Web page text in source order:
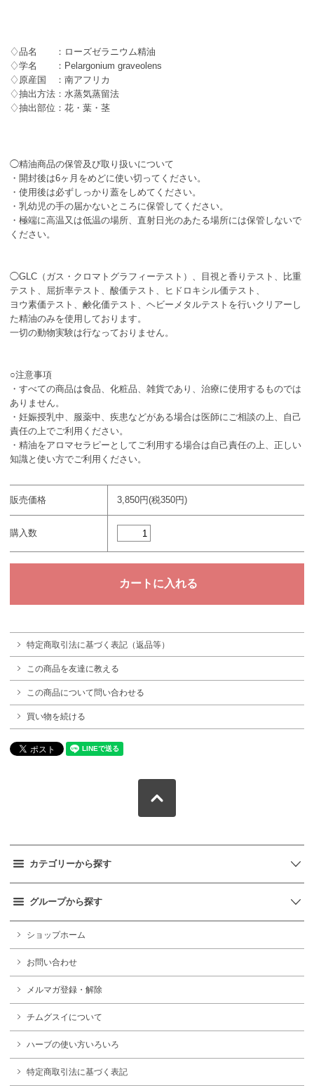
♢品名 ：ローズゼラニウム精油
♢学名 ：Pelargonium graveolens
♢原産国 ：南アフリカ
♢抽出方法：水蒸気蒸留法
♢抽出部位：花・葉・茎
◯精油商品の保管及び取り扱いについて
・開封後は6ヶ月をめどに使い切ってください。
・使用後は必ずしっかり蓋をしめてください。
・乳幼児の手の届かないところに保管してください。
・極端に高温又は低温の場所、直射日光のあたる場所には保管しないで
ください。
◯GLC（ガス・クロマトグラフィーテスト）、目視と香りテスト、比重
テスト、屈折率テスト、酸価テスト、ヒドロキシル価テスト、
ヨウ素価テスト、鹸化価テスト、ヘビーメタルテストを行いクリアーし
た精油のみを使用しております。
一切の動物実験は行なっておりません。
○注意事項
・すべての商品は食品、化粧品、雑貨であり、治療に使用するものでは
ありません。
・妊娠授乳中、服薬中、疾患などがある場合は医師にご相談の上、自己
責任の上でご利用ください。
・精油をアロマセラピーとしてご利用する場合は自己責任の上、正しい
知識と使い方でご利用ください。
販売価格 3,850円(税350円)
購入数
特定商取引法に基づく表記（返品等）
この商品を友達に教える
この商品について問い合わせる
買い物を続ける
カテゴリーから探す
グループから探す
ショップホーム
お問い合わせ
メルマガ登録・解除
チムグスイについて
ハーブの使い方いろいろ
特定商取引法に基づく表記